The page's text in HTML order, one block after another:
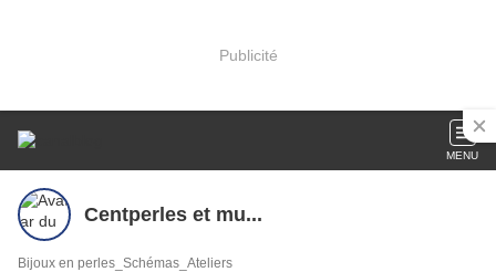
Publicité
MENU
Centperles et mu...
Bijoux en perles_Schémas_Ateliers